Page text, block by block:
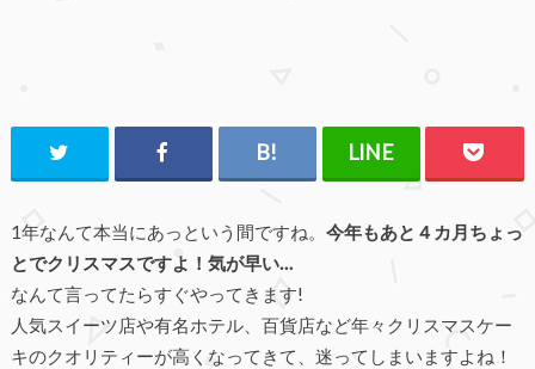
1年なんて本当にあっという間ですね。 今年もあと４カ月ちょっ
とでクリスマスですよ！気が早い…
なんて言ってたらすぐやってきます!
人気スイーツ店や有名ホテル、百貨店など年々クリスマスケー
キのクオリティーが高くなってきて、迷ってしまいますよね！